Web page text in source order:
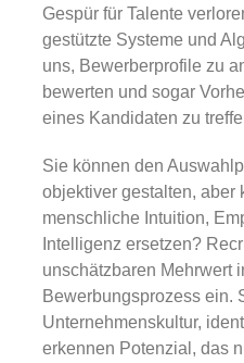
Karriere
Gespür für Talente
gestützte Systeme und
uns, Bewerberprofile zu
bewerten und sogar
eines Kandidaten zu
Sie können den
objektiver gestalten, aber
menschliche Intuition,
Intelligenz ersetzen?
unschätzbaren Mehrwert
Bewerbungsprozess ein.
Unternehmenskultur,
erkennen Potenzial, das